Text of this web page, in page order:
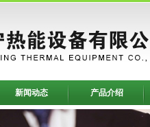
新闻动态 产品介绍